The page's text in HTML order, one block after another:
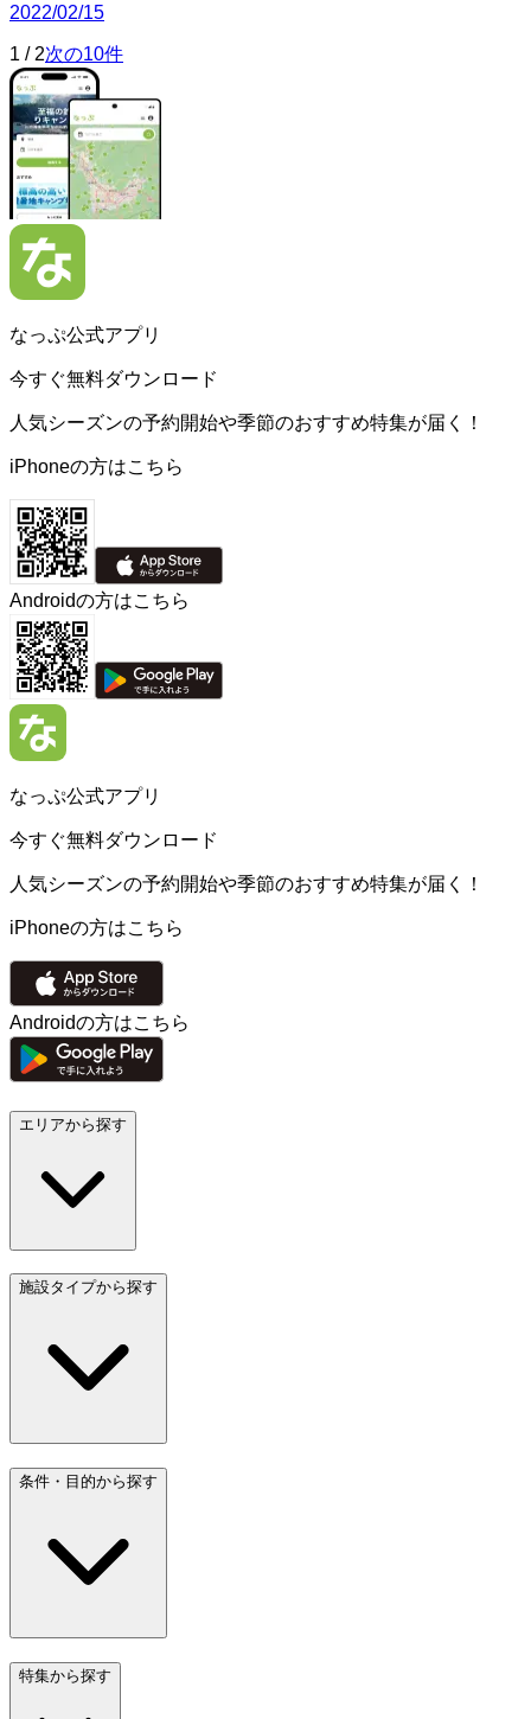
2022/02/15
1 / 2次の10件
なっぷ公式アプリ
今すぐ無料ダウンロード
人気シーズンの予約開始や季節のおすすめ特集が届く！
iPhoneの方はこちら
Androidの方はこちら
なっぷ公式アプリ
今すぐ無料ダウンロード
人気シーズンの予約開始や季節のおすすめ特集が届く！
iPhoneの方はこちら
Androidの方はこちら
エリアから探す
施設タイプから探す
条件・目的から探す
特集から探す